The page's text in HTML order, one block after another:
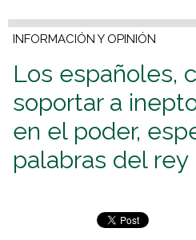
INFORMACIÓN Y OPINIÓN
Los españoles,
soportar a
en el poder,
palabras del rey